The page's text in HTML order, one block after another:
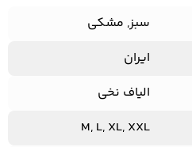
سبز, مشکی
ایران
الیاف نخی
M, L, XL, XXL